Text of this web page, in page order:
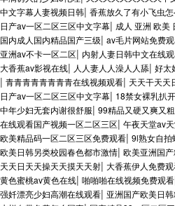
中文字幕人妻视频日韩| 香蕉放久了有小飞虫
日产av一区二区三区中文字幕| 成人 亚洲 欧美
国内成人国内精品国产三级| av毛片网站免费
亚洲av不卡一区二区| 内射人妻日韩中文在线
大香蕉av影视在线| 人人妻人人澡人人舔| 好太
| 青青青青青青青青在线视频观看| 天天干天天
日产av一区二区三区中文字幕| 18禁女裸乳扒
中年少妇无套内谢很舒服| 99精品又硬又爽又
在线观看国产视频一区二区三区| 午夜天堂av
欧美精品码一区二区三区免费观看| 9l熟女自拍
欧美日韩另类校园春色都市激情| 欧美亚洲国
天天日天天操天天摸天天射| 大香蕉伊人免费
黄色蜜桃av黄色在线| 啪啪啪在线视频免费观看
强奷漂亮少妇高潮在线观看| 亚洲国产欧美日